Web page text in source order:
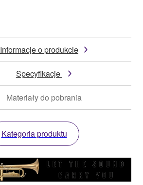
Informacje o produkcie
Specyfikacje
Materiały do pobrania
Kategoria produktu